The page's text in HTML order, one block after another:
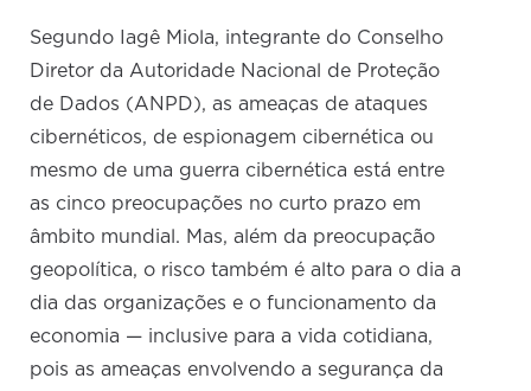
Segundo Iagê Miola, integrante do Conselho
Diretor da Autoridade Nacional de Proteção
de Dados (ANPD), as ameaças de ataques
cibernéticos, de espionagem cibernética ou
mesmo de uma guerra cibernética está entre
as cinco preocupações no curto prazo em
âmbito mundial. Mas, além da preocupação
geopolítica, o risco também é alto para o dia a
dia das organizações e o funcionamento da
economia — inclusive para a vida cotidiana,
pois as ameaças envolvendo a segurança da